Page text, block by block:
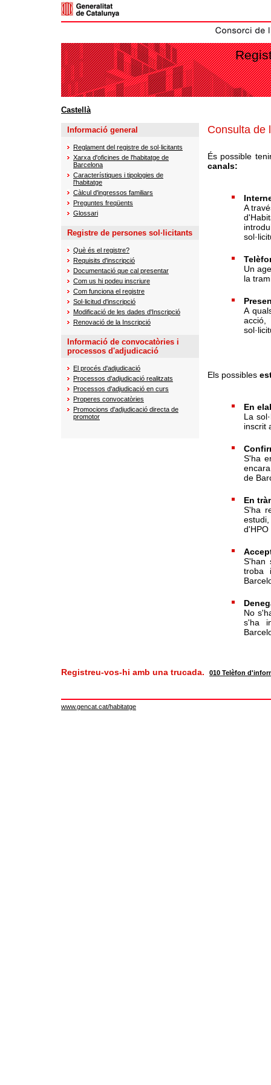
Castellà
Informació general
Reglament del registre de sol·licitants
Xarxa d'oficines de l'habitatge de
Barcelona
Característiques i tipologies de
l'habitatge
Càlcul d'ingressos familiars
Preguntes freqüents
Glossari
Registre de persones sol·licitants
Què és el registre?
Requisits d'inscripció
Documentació que cal presentar
Com us hi podeu inscriure
Com funciona el registre
Sol·licitud d'inscripció
Modificació de les dades d'Inscripció
Renovació de la Inscripció
Informació de convocatòries i
processos d'adjudicació
El procés d'adjudicació
Processos d'adjudicació realitzats
Processos d'adjudicació en curs
Properes convocatòries
Promocions d'adjudicació directa de
promotor
Consulta de
És possible
canals:
A
Un
la
A
acció,
Els possibles
En
La
inscrit
S'ha
de
En
S'ha
d'HPO
S'han
troba
No
s'ha
Registreu-vos-hi amb una trucada. 010 Telèfon
www.gencat.cat/habitatge